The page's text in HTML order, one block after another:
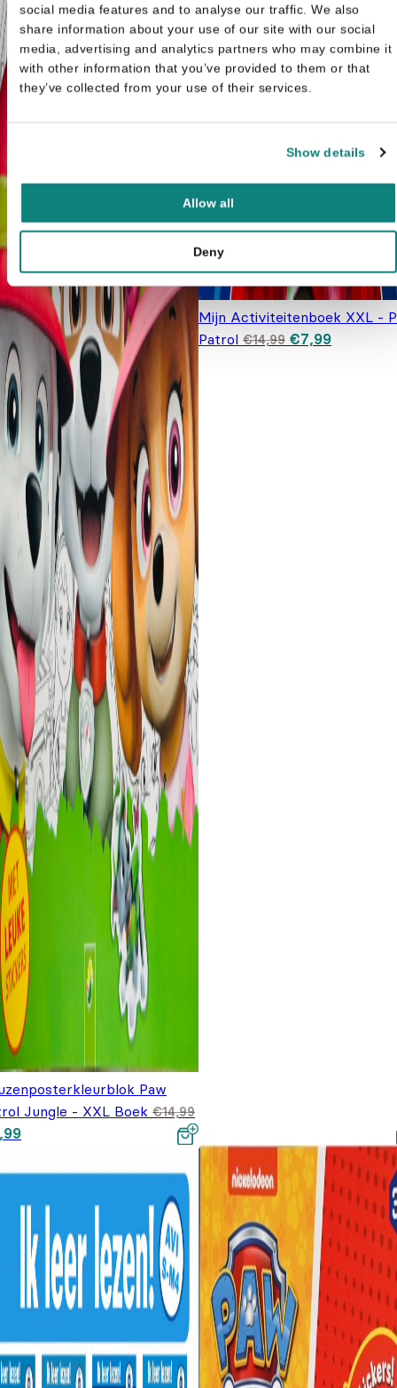
social media features and to analyse our traffic. We also
share information about your use of our site with our social
media, advertising and analytics partners who may combine it
with other information that you’ve provided to them or that
they’ve collected from your use of their services.
Show details
Allow all
Deny
Paw
Jungle - XXL Boek €14,99
prijs was:
Huidige prijs is: €7,99.
Mijn Activiteitenboek XXL -
Patrol €14,99 Oorspronkelijke
prijs was:
€7,99Huidige
is: €7,99.